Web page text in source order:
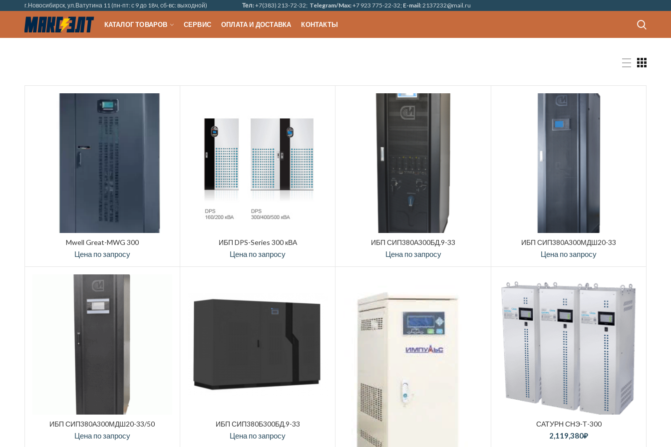
г.Новосибирск, ул.Ватутина 11 (пн-пт: с 9 до 18ч, сб-вс: выходной) Тел:+7(383) 213-72-32; Telegram/Max:+7 923 775-22-32; E-mail:2137232@mail.ru
КАТАЛОГ ТОВАРОВ СЕРВИС ОПЛАТА И ДОСТАВКА КОНТАКТЫ
Mwell Great-MWG 300
Цена по запросу
ИБП DPS-Series 300 кВА
Цена по запросу
ИБП СИП380А300БД.9-33
Цена по запросу
ИБП СИП380А300МДШ20-33
Цена по запросу
ИБП СИП380А300МДШ20-33/50
Цена по запросу
ИБП СИП380Б300БД.9-33
Цена по запросу
САТУРН СНЭ-Т-300
2,119,380₽